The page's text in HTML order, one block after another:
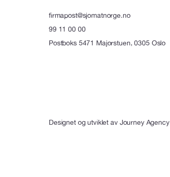
firmapost@sjomatnorge.no
99 11 00 00
Postboks 5471 Majorstuen, 0305 Oslo
Designet og utviklet av Journey Agency